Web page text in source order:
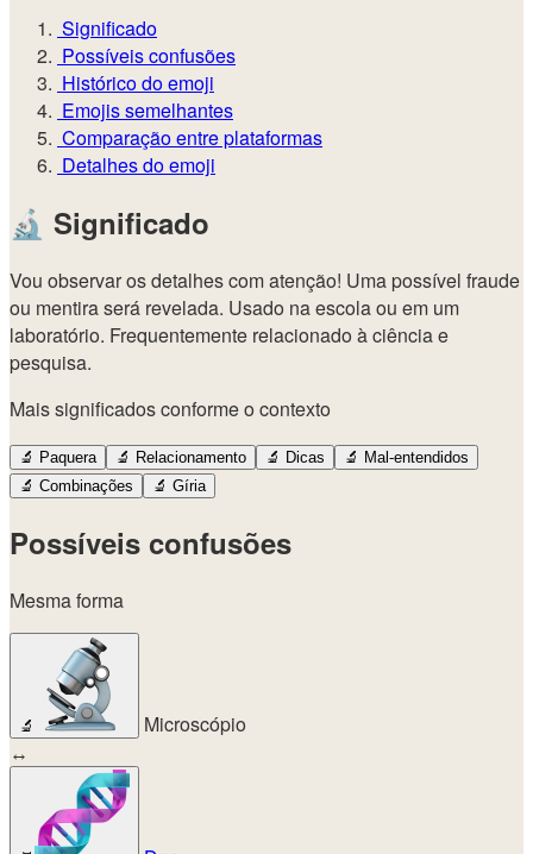
Significado
Possíveis confusões
Histórico do emoji
Emojis semelhantes
Comparação entre plataformas
Detalhes do emoji
🔬 Significado
Vou observar os detalhes com atenção! Uma possível fraude
ou mentira será revelada. Usado na escola ou em um
laboratório. Frequentemente relacionado à ciência e
pesquisa.
Mais significados conforme o contexto
🔬 Paquera 🔬 Relacionamento 🔬 Dicas 🔬 Mal-entendidos
🔬 Combinações 🔬 Gíria
Possíveis confusões
Mesma forma
🔬
Microscópio
↔